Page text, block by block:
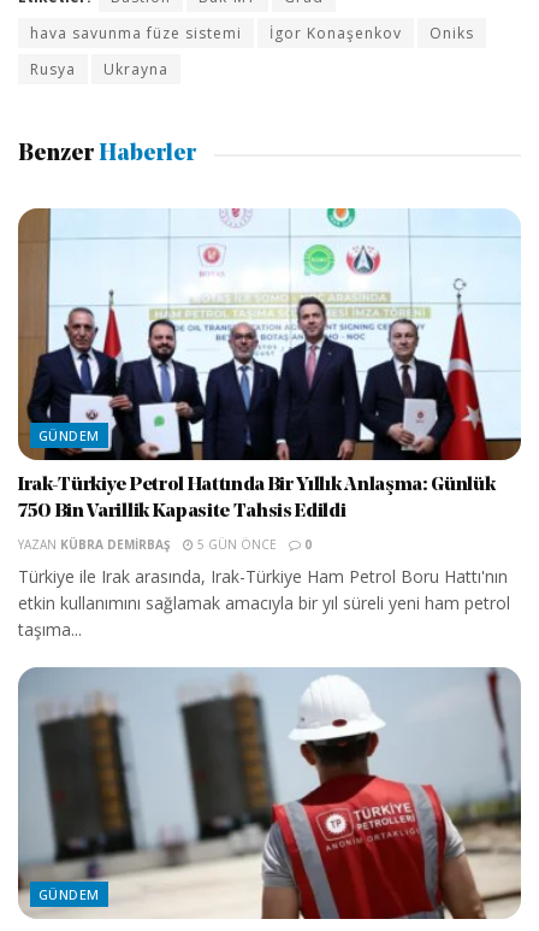
hava savunma füze sistemi
İgor Konaşenkov
Oniks
Rusya
Ukrayna
Benzer Haberler
GÜNDEM
Irak-Türkiye Petrol Hattında Bir Yıllık Anlaşma: Günlük
750 Bin Varillik Kapasite Tahsis Edildi
YAZAN KÜBRA DEMIRBAŞ 5 GÜN ÖNCE 0
Türkiye ile Irak arasında, Irak-Türkiye Ham Petrol Boru Hattı'nın
etkin kullanımını sağlamak amacıyla bir yıl süreli yeni ham petrol
taşıma...
GÜNDEM